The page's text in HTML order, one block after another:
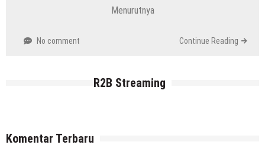
Menurutnya
No comment Continue Reading
R2B Streaming
Komentar Terbaru